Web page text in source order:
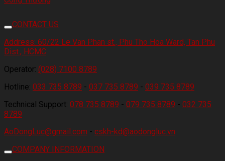
CONTACT US
Address: 60/22 Le Van Phan st., Phu Tho Hoa Ward, Tan Phu
Dist., HCMC
Operator: (028) 7100 8789
Hotline: 033 735 8789 - 037 735 8789 - 039 735 8789
Technical Support: 078 735 8789 - 079 735 8789 - 032 735
8789
AoDongLuc@gmail.com - cskh-kd@aodongluc.vn
COMPANY INFORMATION